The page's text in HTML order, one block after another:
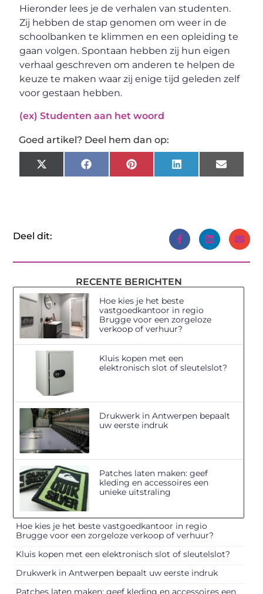
Hieronder lees je de verhalen van studenten.
Zij hebben de stap genomen om weer in de
schoolbanken te klimmen en een opleiding te
gaan volgen. Spontaan hebben zij hun eigen
verhaal geschreven om anderen te helpen de
keuze te maken waar zij enige tijd geleden zelf
voor gestaan hebben.
(ex) Studenten aan het woord
Goed artikel? Deel hem dan op:
X
(Twitter)
FacebookPinterestLinkedInEmail
Deel dit:
RECENTE BERICHTEN
Hoe kies je het beste
vastgoedkantoor in regio
Brugge voor een zorgeloze
verkoop of verhuur?
Kluis kopen met een
elektronisch slot of sleutelslot?
Drukwerk in Antwerpen bepaalt
uw eerste indruk
Patches laten maken: geef
kleding en accessoires een
unieke uitstraling
Hoe kies je het beste vastgoedkantoor in regio
Brugge voor een zorgeloze verkoop of verhuur?
Kluis kopen met een elektronisch slot of sleutelslot?
Drukwerk in Antwerpen bepaalt uw eerste indruk
Patches laten maken: geef kleding en accessoires een